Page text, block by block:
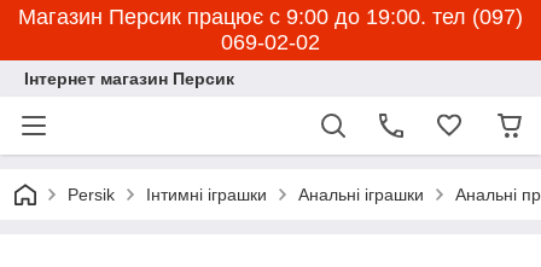
Магазин Персик працює с 9:00 до 19:00. тел (097)
069-02-02
Інтернет магазин Персик
Persik Інтимні іграшки Анальні іграшки Анальні